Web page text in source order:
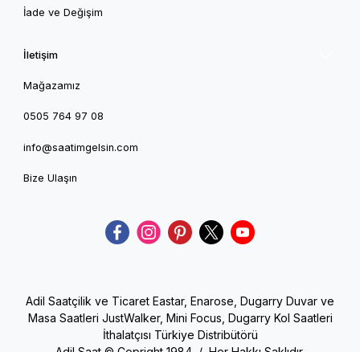
İade ve Değişim
İletişim
Mağazamız
0505 764 97 08
info@saatimgelsin.com
Bize Ulaşın
Adil Saatçilik ve Ticaret Eastar, Enarose, Dugarry Duvar ve
Masa Saatleri JustWalker, Mini Focus, Dugarry Kol Saatleri
İthalatçısı Türkiye Distribütörü